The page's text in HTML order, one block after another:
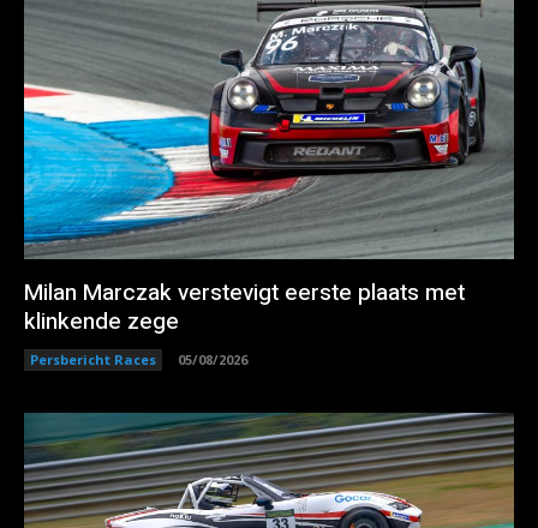
Milan Marczak verstevigt eerste plaats met
klinkende zege
Persbericht Races 05/08/2026